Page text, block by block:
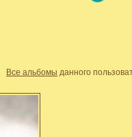
Все альбомы данного